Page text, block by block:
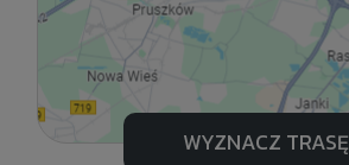
WYZNACZ TRASĘ